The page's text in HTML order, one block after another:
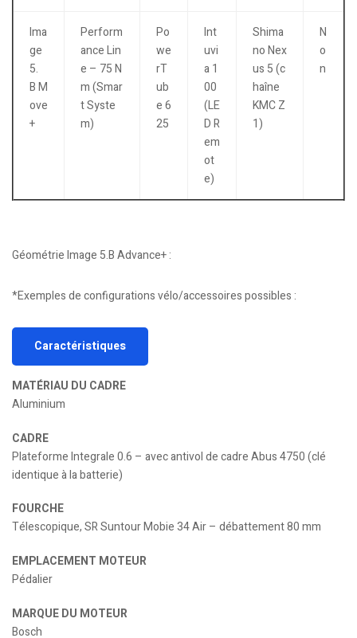
Ima
ge
5.
B M
ove
+
Perform
ance Lin
e – 75 N
m (Smar
t Syste
m)
Po
we
rT
ub
e 6
25
Int
uvi
a 1
00
(LE
D R
em
ot
e)
Shima
no Nex
us 5 (c
haîne
KMC Z
1)
N
o
n
Géométrie Image 5.B Advance+ :
*Exemples de configurations vélo/accessoires possibles :
Caractéristiques
MATÉRIAU DU CADRE
Aluminium
CADRE
Plateforme Integrale 0.6 – avec antivol de cadre Abus 4750 (clé
identique à la batterie)
FOURCHE
Télescopique, SR Suntour Mobie 34 Air – débattement 80 mm
EMPLACEMENT MOTEUR
Pédalier
MARQUE DU MOTEUR
Bosch